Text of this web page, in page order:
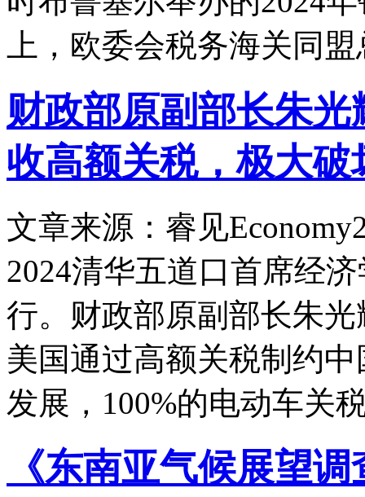
上，欧委会税务海关同
财政部原副部长朱
收高额关税，极大破
文章来源：睿见Economy
2024清华五道口首席经
行。财政部原副部长朱
美国通过高额关税制约
发展，100%的电动车关
《东南亚气候展望